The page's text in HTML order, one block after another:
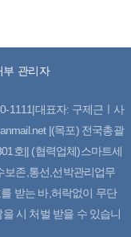
부 관리자
1111|대표자: 구제근ㅣ사
|(목포) 전국총괄
호|| (협력업체)스마트세
보존,통선,선박관리업무
받는 바,허락없이 무단
시 처벌 받을 수 있습니